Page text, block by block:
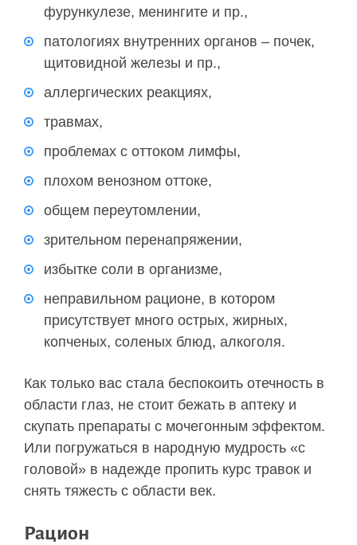
фурункулезе, менингите и пр.,
патологиях внутренних органов – почек,
щитовидной железы и пр.,
аллергических реакциях,
травмах,
проблемах с оттоком лимфы,
плохом венозном оттоке,
общем переутомлении,
зрительном перенапряжении,
избытке соли в организме,
неправильном рационе, в котором
присутствует много острых, жирных,
копченых, соленых блюд, алкоголя.
Как только вас стала беспокоить отечность в
области глаз, не стоит бежать в аптеку и
скупать препараты с мочегонным эффектом.
Или погружаться в народную мудрость «с
головой» в надежде пропить курс травок и
снять тяжесть с области век.
Рацион